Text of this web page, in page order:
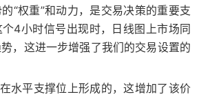
“权重”和动力，是交易决策的重要支
4小时信号出现时，日线图上市场同
，这进一步增强了我们的交易设置的
水平支撑位上形成的，这增加了该价